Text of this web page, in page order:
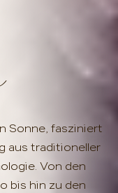
Sonne, fasziniert
aus traditioneller
Von den
bis hin zu den